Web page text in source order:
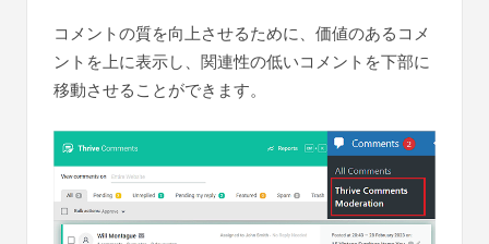
コメントの質を向上させるために、価値のあるコメ
ントを上に表示し、関連性の低いコメントを下部に
移動させることができます。